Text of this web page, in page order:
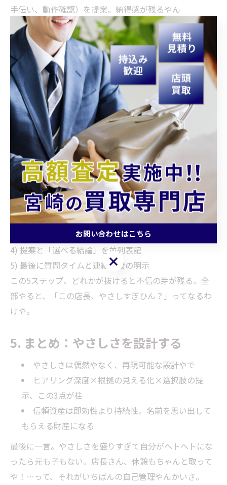
手伝い、動作確認）を提案。納得感が残るやん
仮想ケースC：思い出品のアクセサリー
無理に背中を押さず「今日は持ち帰りもOK」を明言。関
係性維持という長期価値を優先できる
これらの一連は、短期の買取金額より「信頼資産」を積
む動き。買取大吉 延岡中川原店
の店長さんが“やさしす
ぎる”と感じられるのは、この信頼資産を削らへん判断が
できるからやろな、という観点やで。
4. 初来店でも不安がほどける接客フ
ロー例
1) 受付で目的確認（売る/相談）
2) 品物の状態を一緒に目視チェック
3) 相場帯と評価ポイントを図示
4) 提案と「選べる結論」を並列表記
5) 最後に質問タイムと連絡手段の明示
この5ステップ、どれかが抜けると不信の芽が残る。全
部やると、「この店長、やさしすぎひん？」ってなるわ
けや。
5. まとめ：やさしさを設計する
やさしさは偶然やなく、再現可能な設計やで
ヒアリング深度×根拠の見える化×選択肢の提
示、この3点が柱
信頼資産は即効性より持続性。名前を思い出して
もらえる財産になる
最後に一言。やさしさを盛りすぎて自分がヘトヘトにな
ったら元も子もない。店長さん、休憩もちゃんと取って
や！…って、それがいちばんの自己管理やんかいさ。
お問い合わせはこちら
お問い合わせはこちら